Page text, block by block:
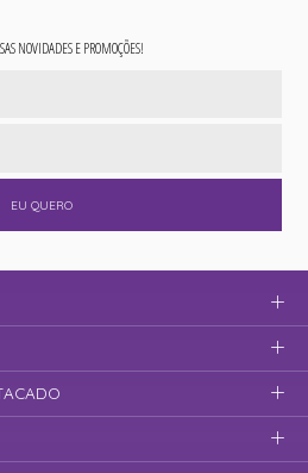
NOVIDADES E PROMOÇÕES!
EU QUERO